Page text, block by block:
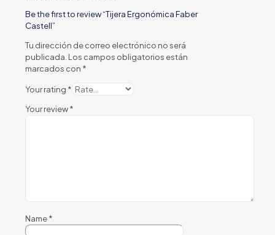
Be the first to review “Tijera Ergonómica Faber
Castell”
Tu dirección de correo electrónico no será
publicada. Los campos obligatorios están
marcados con *
Your rating *
Your review*
Name*